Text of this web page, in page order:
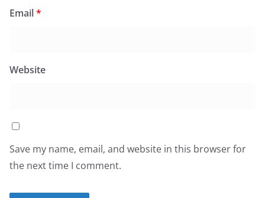
Email*
Website
Save my name, email, and website in this browser for
the next time I comment.